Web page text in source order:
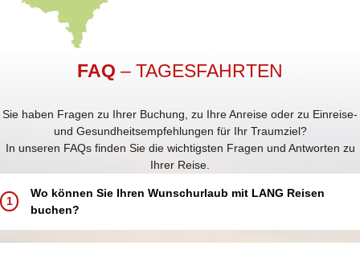
FAQ – TAGESFAHRTEN
Sie haben Fragen zu Ihrer Buchung, zu Ihre Anreise oder zu Einreise-
und Gesundheitsempfehlungen für Ihr Traumziel?
In unseren FAQs finden Sie die wichtigsten Fragen und Antworten zu
Ihrer Reise.
1
Wo können Sie Ihren Wunschurlaub mit LANG Reisen
buchen?
Buchen Sie Ihren Traumurlaub ganz einfach und bequem: